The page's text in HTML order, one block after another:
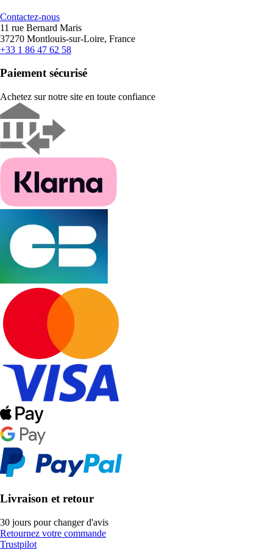
Contactez-nous
11 rue Bernard Maris
37270 Montlouis-sur-Loire, France
+33 1 86 47 62 58
Paiement sécurisé
Achetez sur notre site en toute confiance
Livraison et retour
30 jours pour changer d'avis
Retournez votre commande
Trustpilot